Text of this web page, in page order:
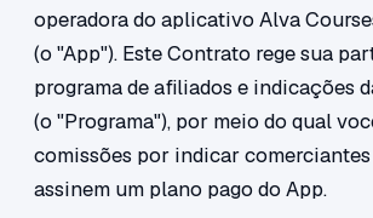
operadora do aplicativo Alva
(o "App"). Este Contrato rege sua
programa de afiliados e indicações
(o "Programa"), por meio do qual
comissões por indicar
assinem um plano pago do App.